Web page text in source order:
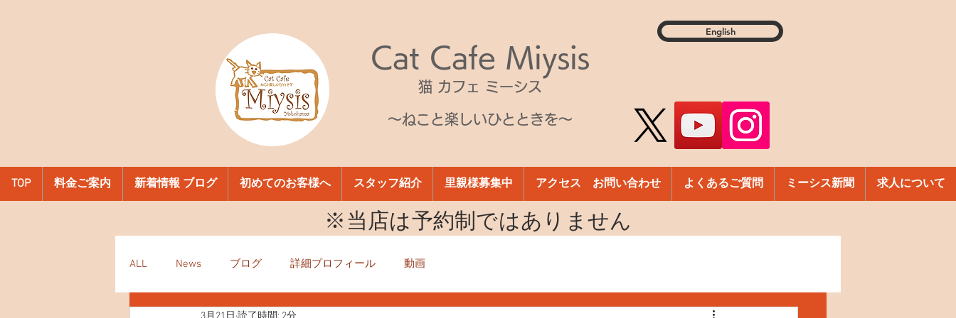
Cat Cafe Miysis
猫 カフェ ミーシス
～ねこと楽しいひとときを～
English
TOP 料金ご案内 新着情報 ブログ 初めてのお客様へ スタッフ紹介 里親様募集中 アクセス お問い合わせ よくあるご質問 ミーシス新聞 求人について
​※当店は予約制ではありません
ALL News ブログ 詳細プロフィール 動画